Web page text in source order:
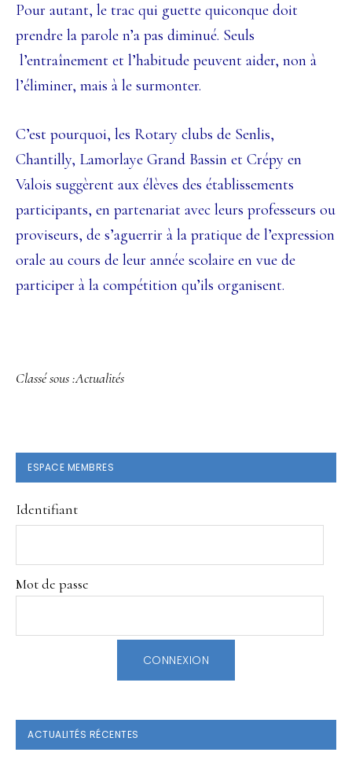
Pour autant, le trac qui guette quiconque doit
prendre la parole n’a pas diminué. Seuls
l’entraînement et l’habitude peuvent aider, non à
l’éliminer, mais à le surmonter.
C’est pourquoi, les Rotary clubs de Senlis,
Chantilly, Lamorlaye Grand Bassin et Crépy en
Valois suggèrent aux élèves des établissements
participants, en partenariat avec leurs professeurs ou
proviseurs, de s’aguerrir à la pratique de l’expression
orale au cours de leur année scolaire en vue de
participer à la compétition qu’ils organisent.
Classé sous :Actualités
BARRE
PRINCIPALE
ESPACE MEMBRES
Identifiant
Mot de passe
ACTUALITÉS RÉCENTES